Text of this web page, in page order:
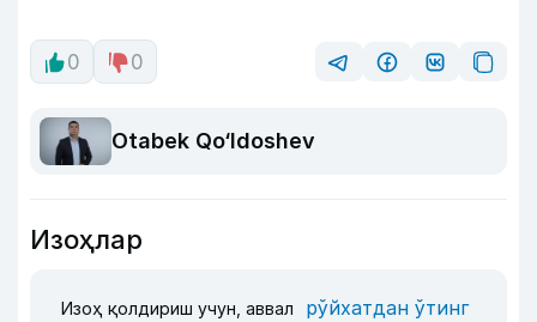
0 0
Otabek Qo‘ldoshev
Изоҳлар
Изоҳ қолдириш учун, аввал рўйхатдан ўтинг